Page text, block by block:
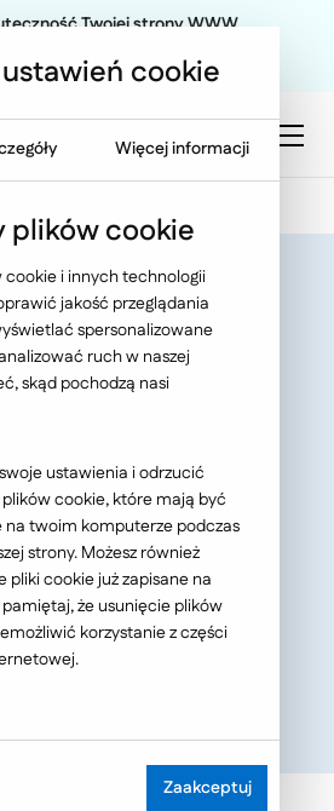
Twojej strony WWW
www i
z
się konferencja „WEB
18 listopada miejsce
i Innowacji w
Ideo pojawili
by podzielić się
cookie
Więcej informacji
plików cookie
cookie i innych technologii
jakość przeglądania
spersonalizowane
ruch w naszej
skąd pochodzą nasi
ustawienia i odrzucić
cookie, które mają być
twoim komputerze podczas
strony. Możesz również
pliki cookie już zapisane na
że usunięcie plików
korzystanie z części
Zaakceptuj